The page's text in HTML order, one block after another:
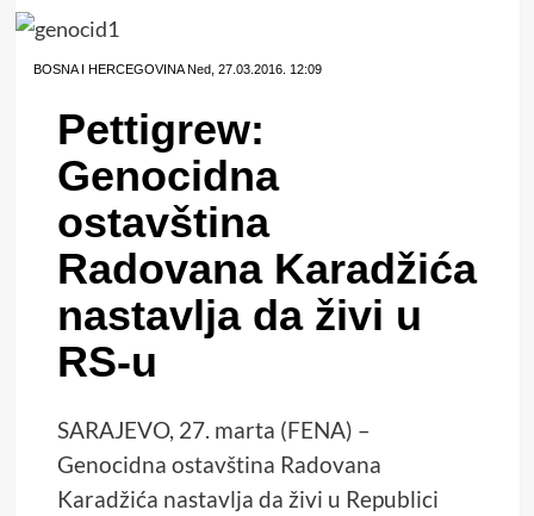
BOSNA I HERCEGOVINANed, 27.03.2016. 12:09
Pettigrew:
Genocidna
ostavština
Radovana Karadžića
nastavlja da živi u
RS-u
SARAJEVO, 27. marta (FENA) –
Genocidna ostavština Radovana
Karadžića nastavlja da živi u Republici